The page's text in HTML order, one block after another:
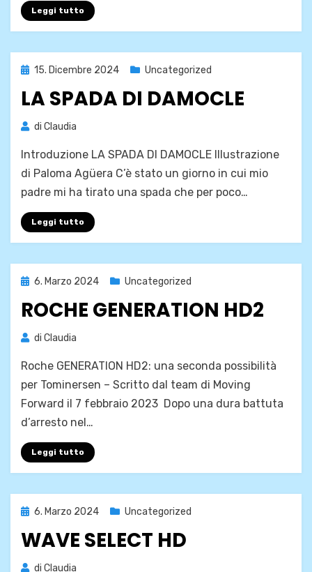
Leggi tutto
Pubblicato
15. Dicembre 2024 Uncategorized
LA SPADA DI DAMOCLE
di Claudia
Introduzione LA SPADA DI DAMOCLE Illustrazione
di Paloma Agüera C’è stato un giorno in cui mio
padre mi ha tirato una spada che per poco…
Leggi tutto
Pubblicato
6. Marzo 2024 Uncategorized
ROCHE GENERATION HD2
di Claudia
Roche GENERATION HD2: una seconda possibilità
per Tominersen – Scritto dal team di Moving
Forward il 7 febbraio 2023 Dopo una dura battuta
d’arresto nel…
Leggi tutto
Pubblicato
6. Marzo 2024 Uncategorized
WAVE SELECT HD
di Claudia